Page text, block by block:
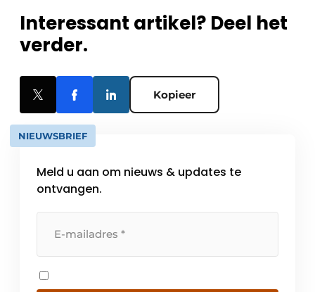
Interessant artikel? Deel het
verder.
Kopieer
NIEUWSBRIEF
Meld u aan om nieuws & updates te
ontvangen.